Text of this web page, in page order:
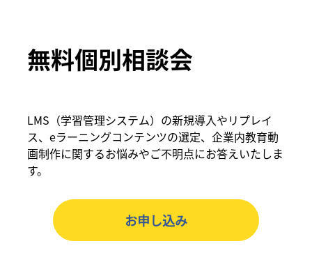
無料個別相談会
LMS（学習管理システム）の新規導入やリプレイ
ス、eラーニングコンテンツの選定、企業内教育動
画制作に関するお悩みやご不明点にお答えいたしま
す。
お申し込み